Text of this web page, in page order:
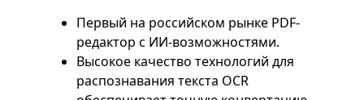
Первый на российском рынке PDF-
редактор с ИИ-возможностями.
Высокoе качество технологий для
распознавания текста OCR